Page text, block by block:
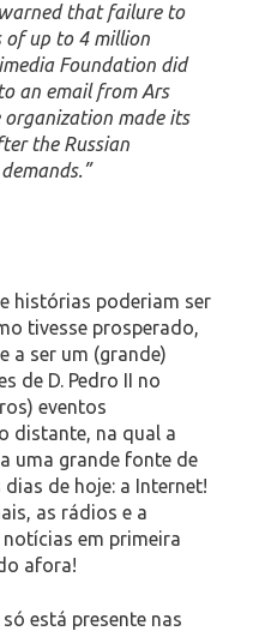
that failure to
of up to 4 million
Foundation did
an email from Ars
organization made its
the Russian
histórias poderiam ser
tivesse prosperado,
a ser um (grande)
de D. Pedro II no
eventos
distante, na qual a
uma grande fonte de
de hoje: a Internet!
as rádios e a
em primeira
afora!
está presente nas